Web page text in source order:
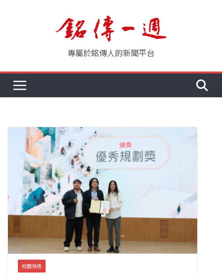
專屬於銘傳人的新聞平台
校園快訊